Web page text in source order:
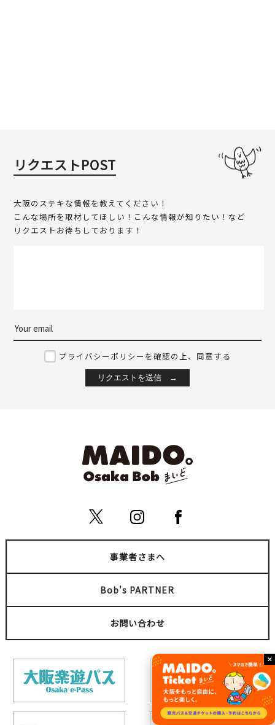
リクエストPOST
大阪のステキな情報を教えてください！
こんな場所を取材してほしい！こんな情報が知りたい！など
リクエストお待ちしております！
プライバシーポリシーを確認の上、同意する
事業者さまへ
Bob's PARTNER
お問い合わせ